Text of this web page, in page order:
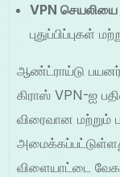
VPN செயலியை
புதுப்பிப்புகள்
ஆண்ட்ராய்டு
கிராஸ் VPN-ஐ
விரைவான மற்றும்
விளையாட்டை